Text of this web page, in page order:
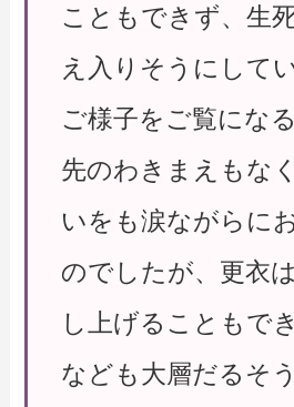
こともできず、生
え入りそうにして
ご様子をご覧にな
先のわきまえもな
いをも涙ながらに
のでしたが、更衣
し上げることもで
なども大層だるそ